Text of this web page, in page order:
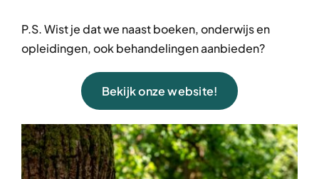
P.S. Wist je dat we naast boeken, onderwijs en
opleidingen, ook behandelingen aanbieden?
Bekijk onze website!